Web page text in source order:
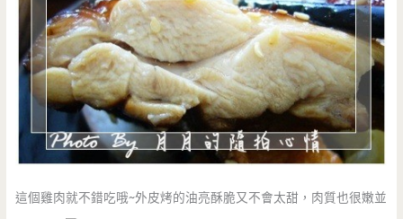
這個雞肉就不錯吃哦~外皮烤的油亮酥脆又不會太甜，肉質也很嫩並